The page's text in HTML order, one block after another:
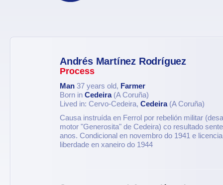
Andrés Martínez Rodríguez
Process
Man 37 years old, Farmer
Born in Cedeira(A Coruña)
Lived in: Cervo-Cedeira, Cedeira(A Coruña)
Causa instruída en Ferrol por rebelión militar
motor "Generosita" de Cedeira) co resultado
anos. Condicional en novembro do 1941 e
liberdade en xaneiro do 1944